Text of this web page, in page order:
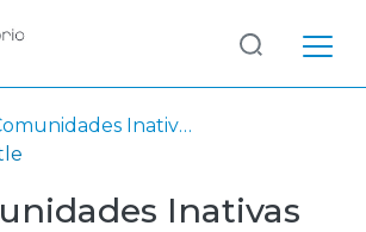
CI - Comunidades Inativas
Inativas